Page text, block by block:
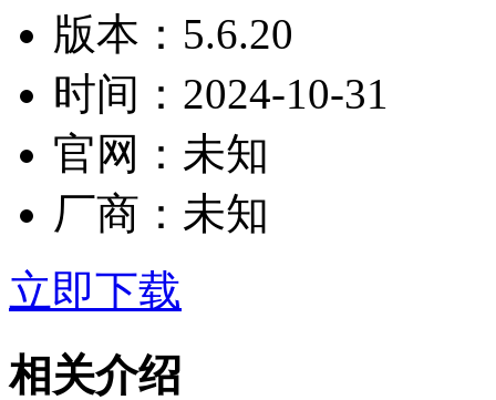
版本： 5.6.20
时间： 2024-10-31
官网： 未知
厂商： 未知
立即下载
相关介绍